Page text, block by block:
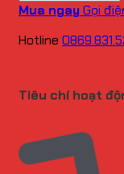
Mua ngayGọi
Hotline
Tiêu chí hoạt